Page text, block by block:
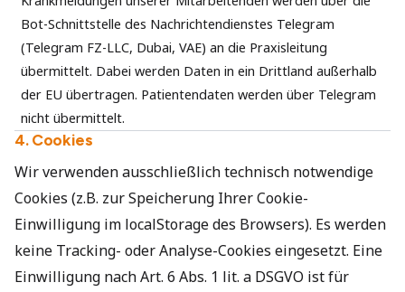
Bot-Schnittstelle des Nachrichtendienstes Telegram
(Telegram FZ-LLC, Dubai, VAE) an die Praxisleitung
übermittelt. Dabei werden Daten in ein Drittland außerhalb
der EU übertragen. Patientendaten werden über Telegram
nicht übermittelt.
4. Cookies
Wir verwenden ausschließlich technisch notwendige
Cookies (z.B. zur Speicherung Ihrer Cookie-
Einwilligung im localStorage des Browsers). Es werden
keine Tracking- oder Analyse-Cookies eingesetzt. Eine
Einwilligung nach Art. 6 Abs. 1 lit. a DSGVO ist für